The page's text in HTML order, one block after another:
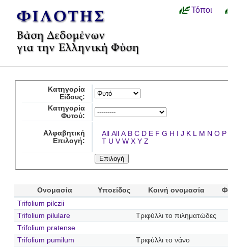
Τόποι
Κατηγορία
Είδους:
Κατηγορία
Φυτού:
Αλφαβητική
Επιλογή:
All All A B C D E F G H I J K L M N O P
T U V W X Y Z
Ονομασία Υποείδος Κοινή ονομασία
Trifolium pilczii
Trifolium pilulare
Τριφύλλι το πιληματώδες
Trifolium pratense
Trifolium pumilum
Τριφύλλι το νάνο